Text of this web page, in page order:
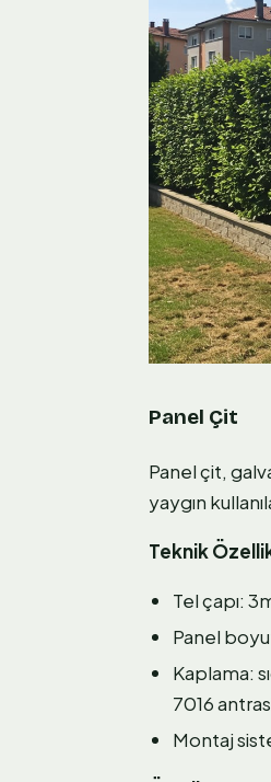
Panel Çit
Panel çit,
yaygın
Teknik
Tel çapı:
Panel
Kaplama:
7016
Montaj